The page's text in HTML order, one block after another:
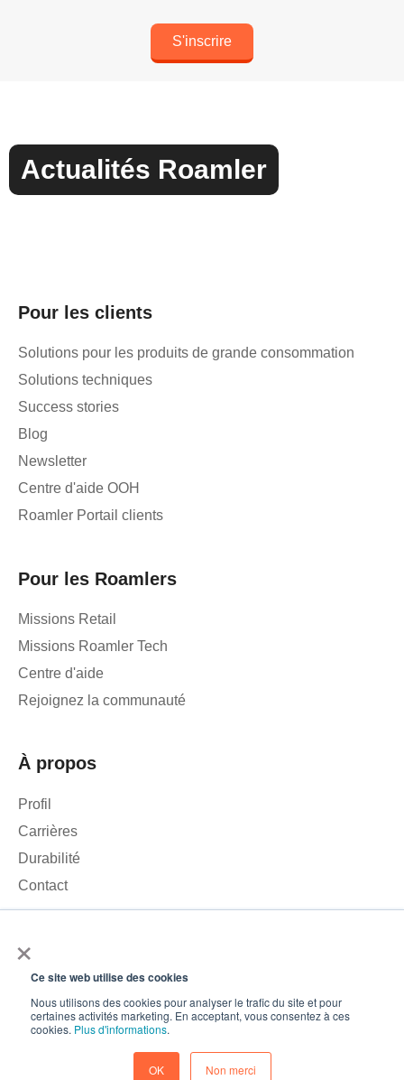
×
Ce site web utilise des cookies
Nous utilisons des cookies pour analyser le trafic du site et pour
certaines activités marketing. En acceptant, vous consentez à ces
cookies. Plus d'informations.
OK Non merci
Nous utilisons des cookies pour analyser le trafic sur notre site
web et améliorer votre expérience. En cliquant sur « Accepter »,
Accepter
Baisse
Préférences en matière de cookies
S'inscrire
Actualités Roamler
Pour les clients
Solutions pour les produits de grande consommation
Solutions techniques
Success stories
Blog
Newsletter
Centre d'aide OOH
Roamler Portail clients
Pour les Roamlers
Missions Retail
Missions Roamler Tech
Centre d'aide
Rejoignez la communauté
À propos
Profil
Carrières
Durabilité
Contact
© 2026 – Roamler .V. Conditions générales
Politique de
confidentialité
ISO 45001 ISO 27001